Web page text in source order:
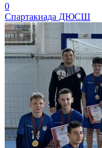
0
Спартакиада ДЮСШ